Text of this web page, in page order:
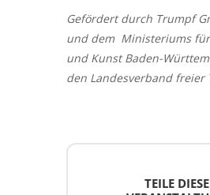
Gefördert durch Trumpf
und dem Ministeriums
und Kunst Baden-
den Landesverband freier
TEILE DIESE